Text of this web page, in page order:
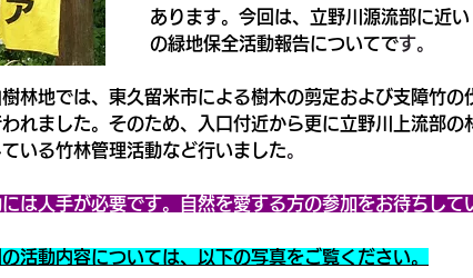
あります。今回は、立野川源流部に近い
の緑地保全活動報告についてです。
林地では、東久留米市による樹木の剪定および支障竹の
れました。そのため、入口付近から更に立野川上流部の
いる竹林管理活動など行いました。
は人手が必要です。自然を愛する方の参加をお待ちして
活動内容については、以下の写真をご覧ください。